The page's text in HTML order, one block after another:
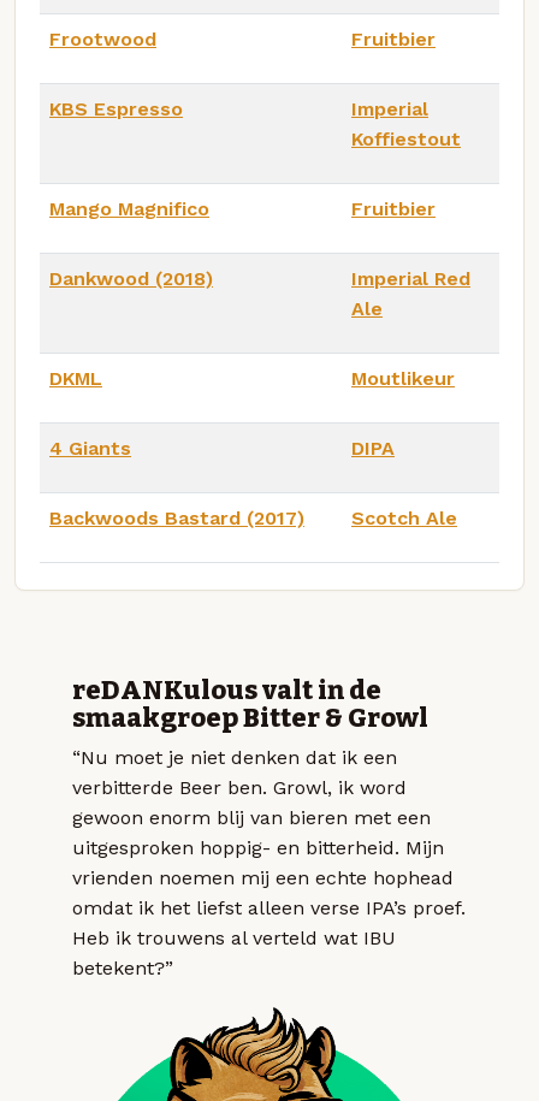
Frootwood Fruitbier
KBS Espresso
Imperial
Koffiestout
Mango Magnifico Fruitbier
Dankwood (2018)
Imperial Red
Ale
DKML Moutlikeur
4 Giants DIPA
Backwoods Bastard (2017) Scotch Ale
reDANKulous valt in de
smaakgroep Bitter & Growl
“Nu moet je niet denken dat ik een
verbitterde Beer ben. Growl, ik word
gewoon enorm blij van bieren met een
uitgesproken hoppig- en bitterheid. Mijn
vrienden noemen mij een echte hophead
omdat ik het liefst alleen verse IPA’s proef.
Heb ik trouwens al verteld wat IBU
betekent?”